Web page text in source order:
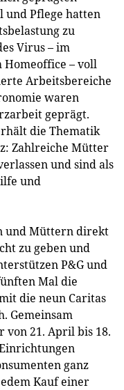
und Pflege hatten
zu
Virus – im
Homeoffice – voll
Arbeitsbereiche
waren
geprägt.
die Thematik
Zahlreiche Mütter
und sind als
und
und Müttern direkt
zu geben und
P&G und
Mal die
die neun Caritas
Gemeinsam
21. April bis 18.
ganz
Kauf einer